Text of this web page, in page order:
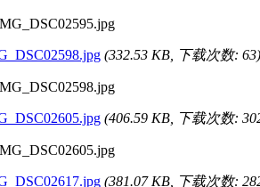
(332.53 KB, 下载次数: 63)
(406.59 KB, 下载次数:
(381.07 KB, 下载次数: